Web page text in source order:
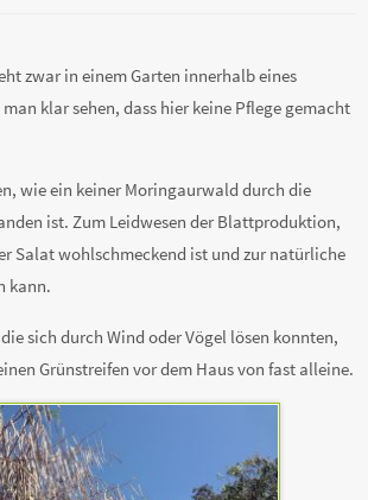
zwar in einem Garten innerhalb eines
klar sehen, dass hier keine Pflege gemacht
wie ein keiner Moringaurwald durch die
ist. Zum Leidwesen der Blattproduktion,
Salat wohlschmeckend ist und zur natürliche
kann.
sich durch Wind oder Vögel lösen konnten,
Grünstreifen vor dem Haus von fast alleine.